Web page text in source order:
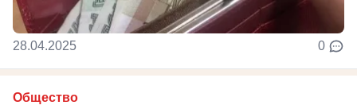
28.04.2025 0
Общество